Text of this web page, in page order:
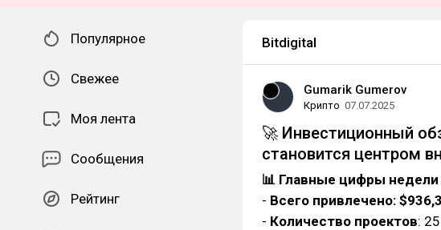
Популярное
Свежее
Моя лента
Сообщения
Рейтинг
Bitdigital
Gumarik Gumerov
Крипто 07.07.2025
🚀 Инвестиционный
становится центром
📊 Главные цифры недели
- Всего привлечено:
- Количество проектов: 25